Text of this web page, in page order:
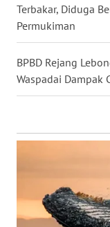
Terbakar, Diduga
Permukiman
BPBD Rejang
Waspadai Dampak
WN
SULSEL
WN
GORONTALO
WN